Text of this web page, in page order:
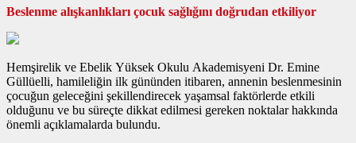
Beslenme alışkanlıkları çocuk sağlığını doğrudan etkiliyor
Hemşirelik ve Ebelik Yüksek Okulu Akademisyeni Dr. Emine
Güllüelli, hamileliğin ilk gününden itibaren, annenin beslenmesinin
çocuğun geleceğini şekillendirecek yaşamsal faktörlerde etkili
olduğunu ve bu süreçte dikkat edilmesi gereken noktalar hakkında
önemli açıklamalarda bulundu.